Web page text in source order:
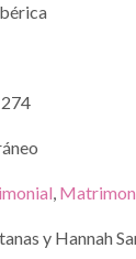
,
y Hannah